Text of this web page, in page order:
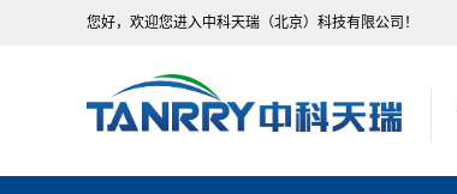
您好，欢迎您进入中科天瑞（北京）科技有限公司！